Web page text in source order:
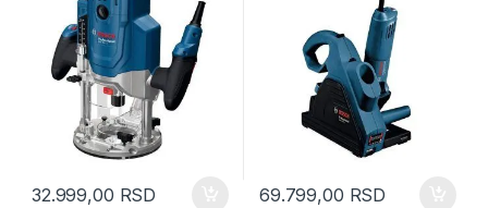
32.999,00 RSD 69.799,00 RSD